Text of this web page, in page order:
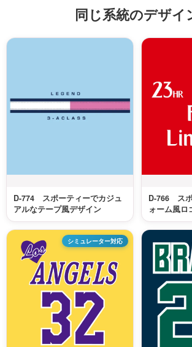
同じ系統のデザイ
D-774 スポーティーでカジュ
アルなテープ風デザイン
D-766 ス
ォーム風ロ
シミュレーター対応